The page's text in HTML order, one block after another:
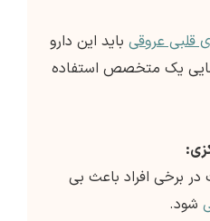
قلبی عروقی باید این دارو
یک متخصص استفاده
برخی افراد باعث بی
شود.